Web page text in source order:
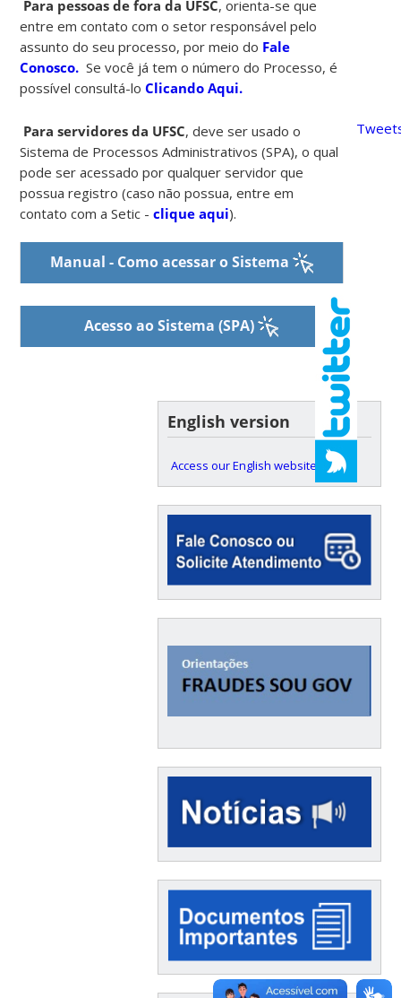
Para pessoas de fora da UFSC, orienta-se que
entre em contato com o setor responsável pelo
assunto do seu processo, por meio do Fale
Conosco.Se você já tem o número do Processo, é
possível consultá-loClicando Aqui.
Para servidores da UFSC, deve ser usado o
Sistema de Processos Administrativos (SPA), o qual
pode ser acessado por qualquer servidor que
possua registro (caso não possua, entre em
contato com a Setic -clique aqui).
Manual - Como acessar o Sistema
Acesso ao Sistema (SPA)
English version
Access our English website here